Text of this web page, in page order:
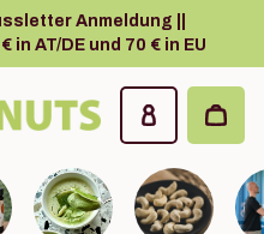
Anmeldung ||
AT/DE und 70 € in EU